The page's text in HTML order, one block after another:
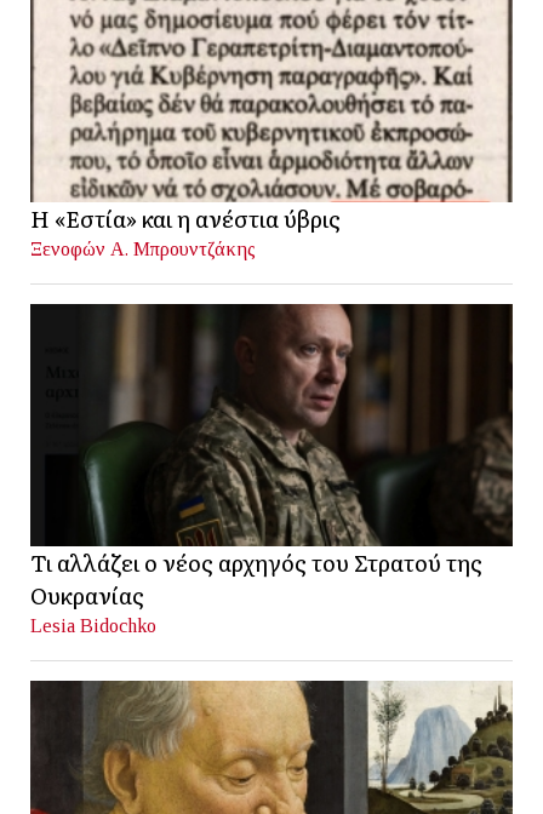
Η «Εστία» και η ανέστια ύβρις
Ξενοφών Α. Μπρουντζάκης
Τι αλλάζει ο νέος αρχηγός του Στρατού της
Ουκρανίας
Lesia Bidochko